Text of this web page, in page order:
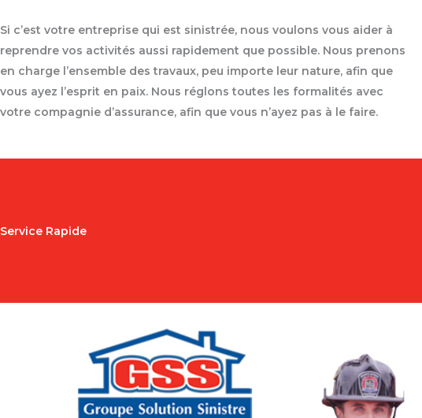
Si c’est votre entreprise qui est sinistrée, nous voulons vous aider à
reprendre vos activités aussi rapidement que possible. Nous prenons
en charge l’ensemble des travaux, peu importe leur nature, afin que
vous ayez l’esprit en paix. Nous réglons toutes les formalités avec
votre compagnie d’assurance, afin que vous n’ayez pas à le faire.
Service Rapide